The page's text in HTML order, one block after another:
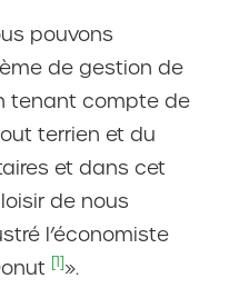
pouvons
de gestion de
tenant compte de
terrien et du
et dans cet
de nous
l’économiste
[1]».